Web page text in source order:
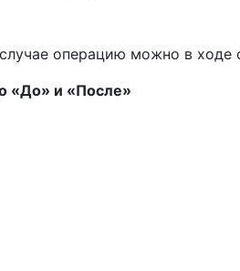
операцию можно в ходе
«До» и «После»